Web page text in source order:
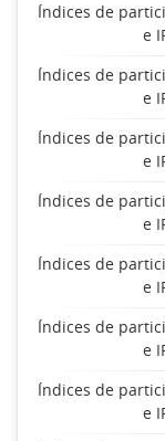
Índices de
e
Índices de
e
Índices de
e
Índices de
e
Índices de
e
Índices de
e
Índices de
e